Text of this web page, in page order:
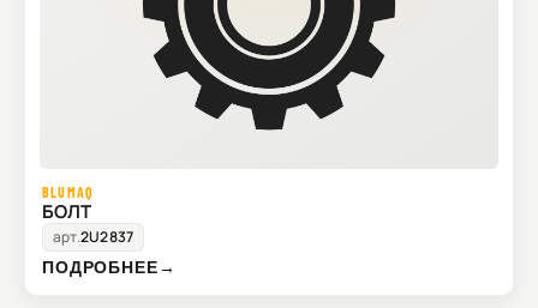
BLUMAQ
БОЛТ
арт.2U2837
ПОДРОБНЕЕ→